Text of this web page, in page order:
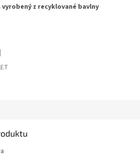
z recyklované bavlny